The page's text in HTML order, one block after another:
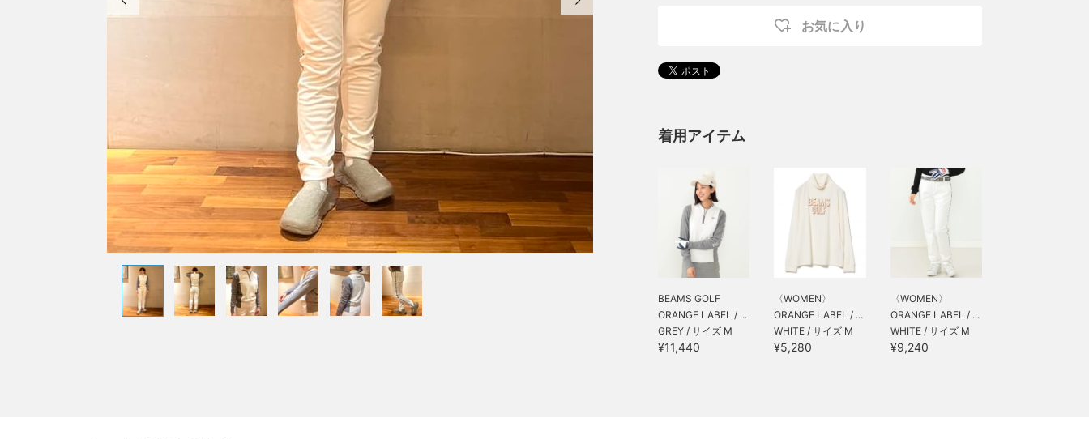
お気に入り
着用アイテム
BEAMS GOLF
ORANGE LABEL / ...
GREY / サイズ M
¥11,440
〈WOMEN〉
ORANGE LABEL / ...
WHITE / サイズ M
¥5,280
〈WOMEN〉
ORANGE LABEL / ...
WHITE / サイズ M
¥9,240